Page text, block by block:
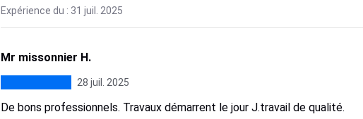
Expérience du : 31 juil. 2025
Mr missonnier H.
28 juil. 2025
De bons professionnels. Travaux démarrent le jour J.travail de qualité.